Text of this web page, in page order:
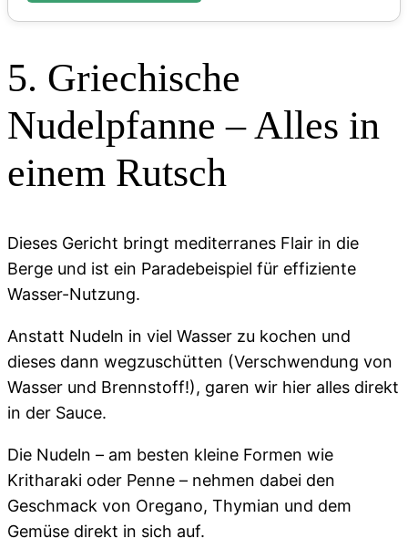
5. Griechische
Nudelpfanne – Alles in
einem Rutsch
Dieses Gericht bringt mediterranes Flair in die
Berge und ist ein Paradebeispiel für effiziente
Wasser-Nutzung.
Anstatt Nudeln in viel Wasser zu kochen und
dieses dann wegzuschütten (Verschwendung von
Wasser und Brennstoff!), garen wir hier alles direkt
in der Sauce.
Die Nudeln – am besten kleine Formen wie
Kritharaki oder Penne – nehmen dabei den
Geschmack von Oregano, Thymian und dem
Gemüse direkt in sich auf.